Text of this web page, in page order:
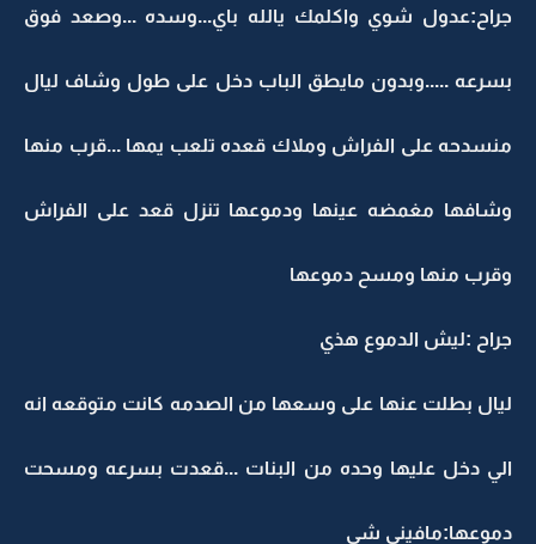
جراح:عدول شوي واكلمك يالله باي...وسده ...وصعد فوق
بسرعه .....وبدون مايطق الباب دخل على طول وشاف ليال
منسدحه على الفراش وملاك قعده تلعب يمها ...قرب منها
وشافها مغمضه عينها ودموعها تنزل قعد على الفراش
وقرب منها ومسح دموعها
جراح :ليش الدموع هذي
ليال بطلت عنها على وسعها من الصدمه كانت متوقعه انه
الي دخل عليها وحده من البنات ...قعدت بسرعه ومسحت
دموعها:مافيني شي